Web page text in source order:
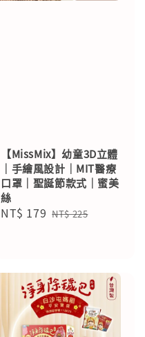
【MissMix】幼童3D立體
｜手繪風設計｜MIT醫療
口罩｜聖誕節款式｜蜜美
絲
Sale
NT$ 179 Regular
NT$ 225